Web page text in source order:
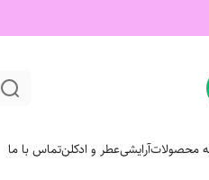
محصولاتآرایشیعطر و ادکلنتماس با ما